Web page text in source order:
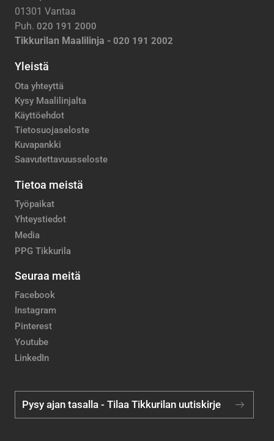
01301 Vantaa
Puh. 020 191 2000
Tikkurilan Maalilinja - 020 191 2002
Yleistä
Ota yhteyttä
Kysy Maalilinjalta
Käyttöehdot
Tietosuojaseloste
Kuvapankki
Saavutettavuusseloste
Tietoa meistä
Työpaikat
Yhteystiedot
Media
PPG Tikkurila
Seuraa meitä
Facebook
Instagram
Pinterest
Youtube
LinkedIn
Pysy ajan tasalla - Tilaa Tikkurilan uutiskirje